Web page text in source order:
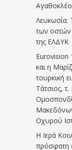
Λευκωσία:
των οστών
της ΕΛΔΥΚ
Eurovision
και η
τουρκική
Τάτσιος,
Οχυρού
Η Ιερά
πρόσφατη